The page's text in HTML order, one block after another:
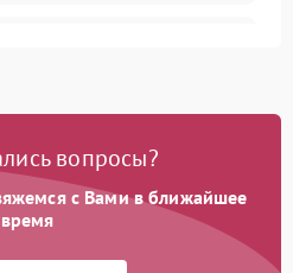
вопросы?
с Вами в ближайшее
время